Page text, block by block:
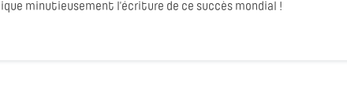
minutieusement l’écriture de ce succès mondial !